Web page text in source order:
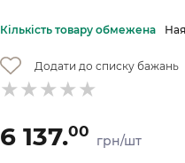
Кількість товару обмежена
Додати до списку бажань
6 137.00
грн/шт